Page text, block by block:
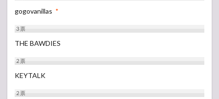
gogovanillas *
3票
THE BAWDIES
2票
KEYTALK
2票